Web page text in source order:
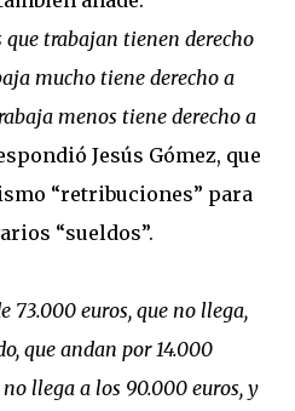
que trabajan tienen derecho
mucho tiene derecho a
menos tiene derecho a
Jesús Gómez, que
“retribuciones” para
“sueldos”.
73.000 euros, que no llega,
que andan por 14.000
llega a los 90.000 euros, y